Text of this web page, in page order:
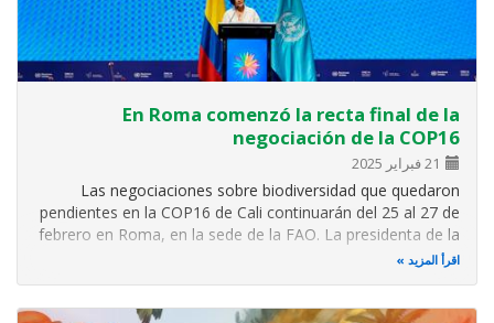
En Roma comenzó la recta final de la
negociación de la COP16
21 فبراير 2025
Las negociaciones sobre biodiversidad que quedaron
pendientes en la COP16 de Cali continuarán del 25 al 27 de
febrero en Roma, en la sede de la FAO. La presidenta de la
COP16, Susana Muhamad, liderará las discusiones con el
اقرأ المزيد